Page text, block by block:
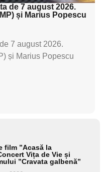
de 7 august 2026.
și Marius Popescu
7 august 2026.
și Marius Popescu
film ”Acasă la
Vița de Vie și
”Cravata galbenă”